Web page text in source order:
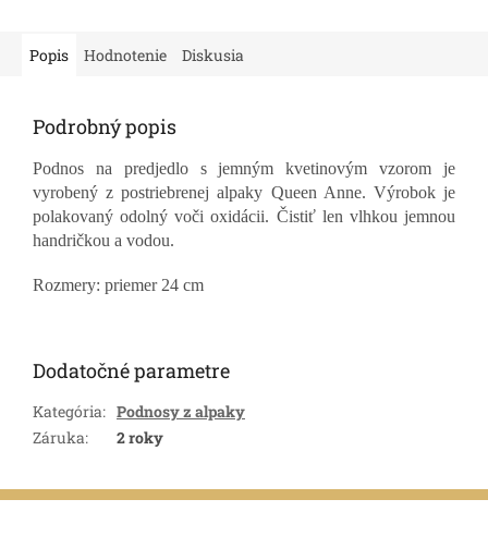
Popis Hodnotenie Diskusia
Podrobný popis
Podnos na predjedlo s jemným kvetinovým vzorom je
vyrobený z postriebrenej alpaky Queen Anne. Výrobok je
polakovaný odolný voči oxidácii. Čistiť len vlhkou jemnou
handričkou a vodou.
Rozmery: priemer 24 cm
Dodatočné parametre
Kategória: Podnosy z alpaky
Záruka: 2 roky